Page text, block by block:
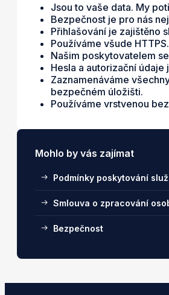
Jsou to vaše data. My
Bezpečnost je pro nás
Přihlašování je zajištěno
Používáme všude HTTPS.
Našim poskytovatelem
Hesla a autorizační
Zaznamenáváme
bezpečném úložišti.
Používáme vrstvenou
Mohlo by vás zajímat
Podmínky poskytování
Smlouva o zpracování
Bezpečnost